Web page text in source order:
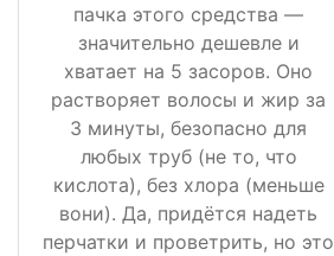
пачка этого средства —
значительно дешевле и
хватает на 5 засоров. Оно
растворяет волосы и жир за
3 минуты, безопасно для
любых труб (не то, что
кислота), без хлора (меньше
вони). Да, придётся надеть
перчатки и проветрить, но это